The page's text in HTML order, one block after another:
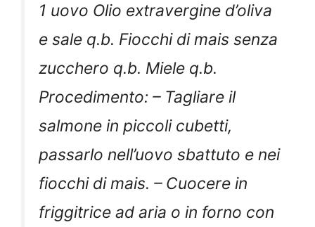
1 uovo Olio extravergine d’oliva
e sale q.b. Fiocchi di mais senza
zucchero q.b. Miele q.b.
Procedimento: – Tagliare il
salmone in piccoli cubetti,
passarlo nell’uovo sbattuto e nei
fiocchi di mais. – Cuocere in
friggitrice ad aria o in forno con